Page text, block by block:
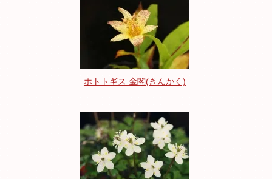
ホトトギス 金閣(きんかく)